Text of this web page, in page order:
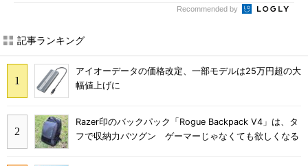
Recommended by
記事ランキング
アイオーデータの価格改定、一部モデルは25万円超の大
幅値上げに
Razer印のバックパック「Rogue Backpack V4」は、タ
フで収納力バツグン ゲーマーじゃなくても欲しくなる